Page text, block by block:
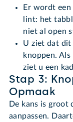
Er wordt
lint: het
niet al open
U ziet dat dit
knoppen.
ziet u een
Stap 3:
Opmaak
De kans is groot
aanpassen.